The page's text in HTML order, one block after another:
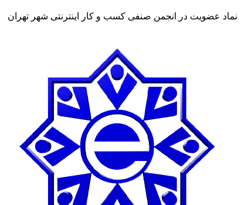
نماد عضویت در انجمن صنفی کسب و کار اینترنتی شهر تهران